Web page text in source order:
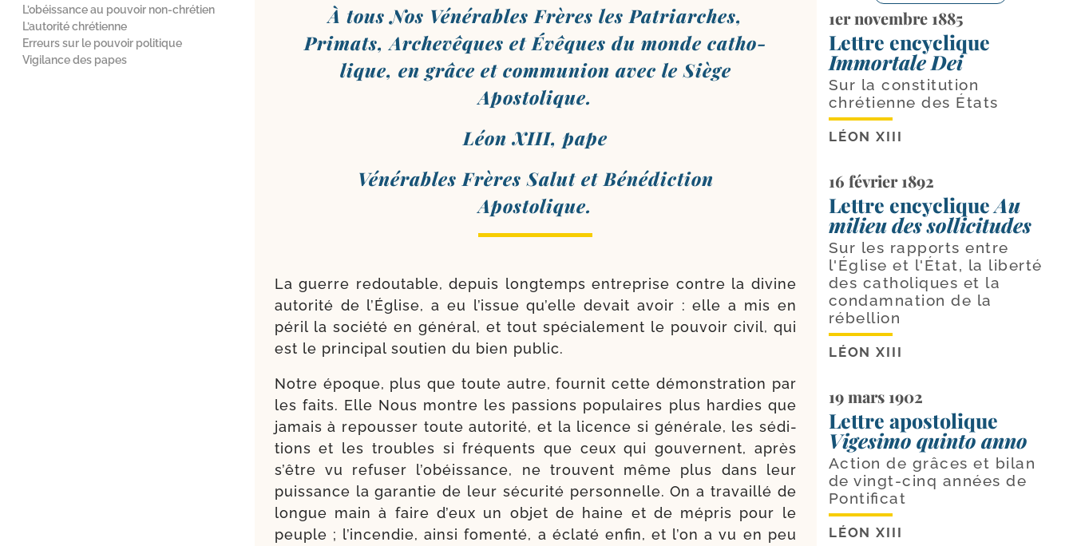
L’obéissance au pouvoir non-chrétien
L’autorité chrétienne
Erreurs sur le pouvoir politique
Vigilance des papes
À tous Nos Vénérables Frères les Patriarches,
Primats, Archevêques et Évêques du monde catho­
lique, en grâce et com­mu­nion avec le Siège
Apostolique.
Léon XIII, pape
Vénérables Frères Salut et Bénédiction
Apostolique.
La guerre redou­table, depuis long­temps entre­prise contre la divine
auto­ri­té de l’Église, a eu l’issue qu’elle devait avoir : elle a mis en
péril la socié­té en géné­ral, et tout spé­cia­le­ment le pou­voir civil, qui
est le prin­ci­pal sou­tien du bien public.
Notre époque, plus que toute autre, four­nit cette démons­tra­tion par
les faits. Elle Nous montre les pas­sions popu­laires plus har­dies que
jamais à repous­ser toute auto­ri­té, et la licence si géné­rale, les sédi­
tions et les troubles si fré­quents que ceux qui gou­vernent, après
s’être vu refu­ser l’obéissance, ne trouvent même plus dans leur
puis­sance la garan­tie de leur sécu­ri­té per­son­nelle. On a tra­vaillé de
longue main à faire d’eux un objet de haine et de mépris pour le
peuple ; l’incendie, ain­si fomen­té, a écla­té enfin, et l’on a vu en peu
1er novembre 1885
Lettre encyclique
Immortale Dei
Sur la constitution
chrétienne des États
LÉON XIII
16 février 1892
Lettre encycliqueAu
milieu des sollicitudes
Sur les rapports entre
l'Église et l'État, la liberté
des catholiques et la
condamnation de la
rébellion
LÉON XIII
19 mars 1902
Lettre apostolique
Vigesimo quinto anno
Action de grâces et bilan
de vingt-cinq années de
Pontificat
LÉON XIII